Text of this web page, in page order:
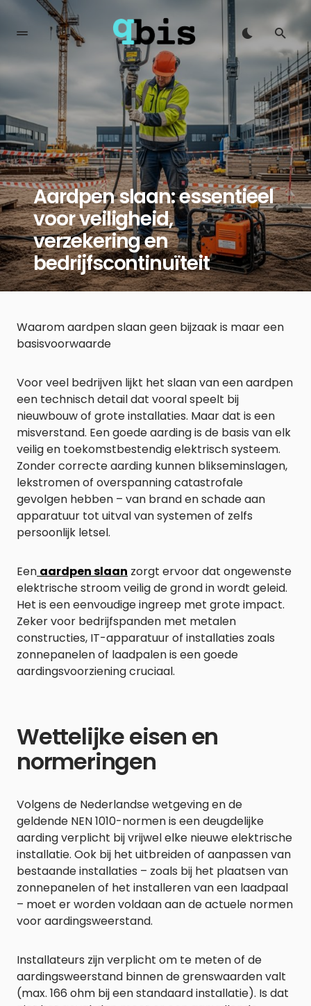
Aardpen slaan: essentieel
voor veiligheid,
verzekering en
bedrijfscontinuïteit
Waarom aardpen slaan geen bijzaak is maar een
basisvoorwaarde
Voor veel bedrijven lijkt het slaan van een aardpen
een technisch detail dat vooral speelt bij
nieuwbouw of grote installaties. Maar dat is een
misverstand. Een goede aarding is de basis van elk
veilig en toekomstbestendig elektrisch systeem.
Zonder correcte aarding kunnen blikseminslagen,
lekstromen of overspanning catastrofale
gevolgen hebben – van brand en schade aan
apparatuur tot uitval van systemen of zelfs
persoonlijk letsel.
Een aardpen slaan zorgt ervoor dat ongewenste
elektrische stroom veilig de grond in wordt geleid.
Het is een eenvoudige ingreep met grote impact.
Zeker voor bedrijfspanden met metalen
constructies, IT-apparatuur of installaties zoals
zonnepanelen of laadpalen is een goede
aardingsvoorziening cruciaal.
Wettelijke eisen en
normeringen
Volgens de Nederlandse wetgeving en de
geldende NEN 1010-normen is een deugdelijke
aarding verplicht bij vrijwel elke nieuwe elektrische
installatie. Ook bij het uitbreiden of aanpassen van
bestaande installaties – zoals bij het plaatsen van
zonnepanelen of het installeren van een laadpaal
– moet er worden voldaan aan de actuele normen
voor aardingsweerstand.
Installateurs zijn verplicht om te meten of de
aardingsweerstand binnen de grenswaarden valt
(max. 166 ohm bij een standaard installatie). Is dat